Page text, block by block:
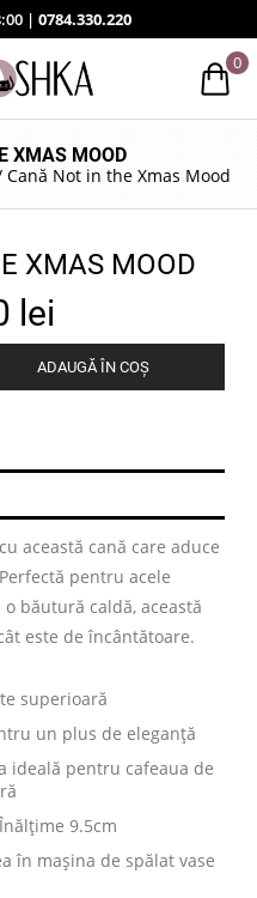
| 0784.330.220
0
XMAS MOOD
Cană Not in the Xmas Mood
XMAS MOOD
lei
ADAUGĂ ÎN COȘ
această cană care aduce
pentru acele
băutură caldă, această
este de încântătoare.
superioară
un plus de eleganță
ideală pentru cafeaua de
9.5cm
în mașina de spălat vase